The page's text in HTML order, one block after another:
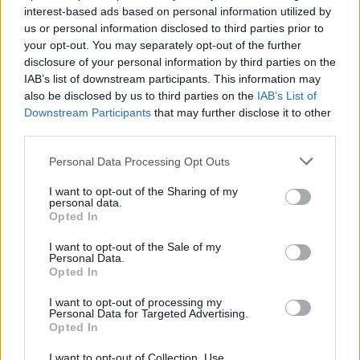
interest-based ads based on personal information utilized by
us or personal information disclosed to third parties prior to
your opt-out. You may separately opt-out of the further
disclosure of your personal information by third parties on the
IAB’s list of downstream participants. This information may
also be disclosed by us to third parties on the IAB’s List of
Downstream Participants that may further disclose it to other
Personal Data Processing Opt Outs
I want to opt-out of the Sharing of my
personal data.
Opted In
I want to opt-out of the Sale of my
Personal Data.
Opted In
I want to opt-out of processing my
Personal Data for Targeted Advertising.
Opted In
23/06/2012
di Marlowe Se il padre di tutti i
moderni speculatori, George
maggiore organismo mondiale
che ha come compito di
combattere la speculazione, la
direttrice del Fondo monetario
internazionale Christine
Lagarde, dicono
17/06/2012
di Marlowe Il Financial Times
torna a dedicare all'Italia la